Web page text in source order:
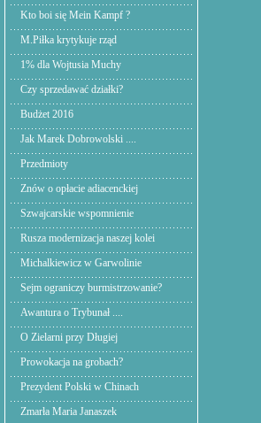
Kto boi się Mein Kampf ?
M.Piłka krytykuje rząd
1% dla Wojtusia Muchy
Czy sprzedawać działki?
Budżet 2016
Jak Marek Dobrowolski ....
Przedmioty
Znów o opłacie adiacenckiej
Szwajcarskie wspomnienie
Rusza modernizacja naszej kolei
Michalkiewicz w Garwolinie
Sejm ograniczy burmistrzowanie?
Awantura o Trybunał ....
O Zielarni przy Długiej
Prowokacja na grobach?
Prezydent Polski w Chinach
Zmarła Maria Janaszek